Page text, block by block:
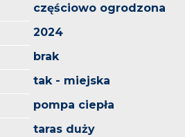
częściowo ogrodzona
2024
brak
tak - miejska
pompa ciepła
taras duży